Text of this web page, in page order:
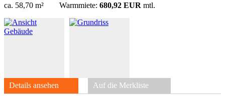
ca. 58,70 m²
Warmmiete: 680,92 EUR mtl.
Details ansehen Auf die Merkliste